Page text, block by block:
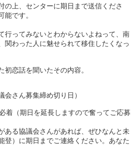
の上、センターに期日まで送信くださ
能です。
行ってみないとわからないよねって、南
関わった人に魅せられて移住したくなっ
初恋話を聞いたその内容。
さん募集締め切り日）
（期日を延長しますので奮ってご応募
ある協議会さんがあれば、ぜひなんと未
登）に期日までご連絡ください。あなた